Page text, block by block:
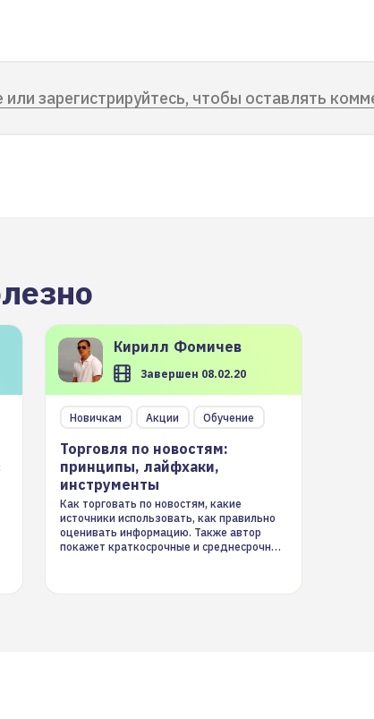
зарегистрируйтесь, чтобы оставлять
Кирилл Фомичев
Завершен 08.02.20
Новичкам Акции Обучение
Торговля по новостям:
принципы, лайфхаки,
инструменты
Как торговать по новостям, какие
источники использовать, как правильно
оценивать информацию. Также автор
покажет краткосрочные и среднесрочные